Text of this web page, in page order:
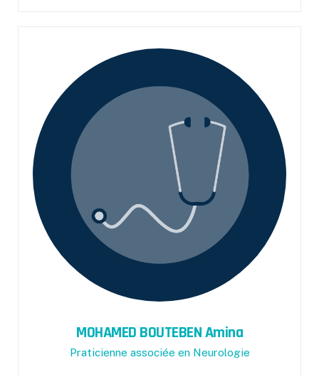
MOHAMED BOUTEBEN Amina
Praticienne associée en Neurologie